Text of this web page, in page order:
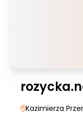
Kazimierza